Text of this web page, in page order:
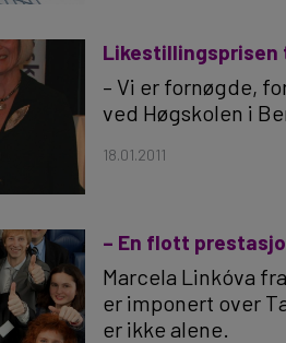
Likestillingsprisen
– Vi er fornøgde,
ved Høgskolen i
18.01.2011
– En flott
Marcela Linkóva
er imponert over
er ikke alene.